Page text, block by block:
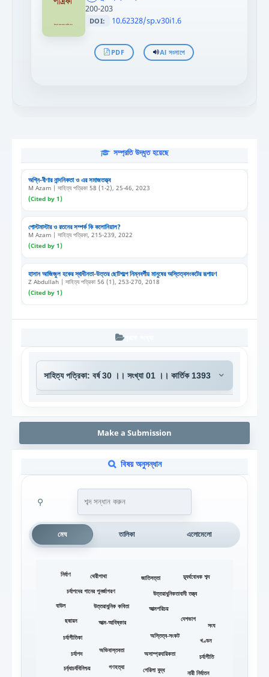
>
200-203
DOI: 10.62328/sp.v30i1.6
PDF AI সংলাপে
সম্প্রতি উদ্ধৃত হয়েছে
অগ্নি-বীণার নান্দনিকতা ও এর সমাজতত্ত্ব
M Azam | সাহিত্য পত্রিকা 58 (1-2), 25-46, 2023
(Cited by 1)
পোস্টমাস্টার ও রতনের সম্পর্ক কি কলোনিয়াল?
M Azam | সাহিত্য পত্রিকা, 215-239, 2022
(Cited by 1)
হাসান আজিজুল হকের স্বাধীনতা-উত্তর ছোটগল্পে নিম্নবর্গীয় মানুষের অস্তিত্বসংকটের রূপায়ণ
Z Abdullah | সাহিত্য পত্রিকা 56 (1), 253-270, 2018
(Cited by 1)
Make a Submission
বিষয় অনুসন্ধান
⚲
মেঘ তালিকা এলোমেলো
অভিবাস্তবতা অসাম্প্রদায়িকতা
অস্তিত্ব-সংকট
আত্ম-আবিষ্কার
আত্মপরিচয়
উত্তরাধুনিক কবিতা
উত্তরাধুনিকতাবাদী তত্ত্ব
খণ্ডন
গণহত্যা গেরিলা যুদ্ধ
চর্যাগীতি
চর্যাগীতিকা
চর্যাপদ
চর্যাপদের গানের পুনর্জাগরণ
চর্য্যাচর্যবিনিশ্চয়
ছদ্মায়ন
জাতিসত্তা
থেরীগাথা
দেশভাগ
দ্ব্যর্থবোধক শব্দ
নারী নির্যাতন
নির্বাণ
বাউল
সংঘ